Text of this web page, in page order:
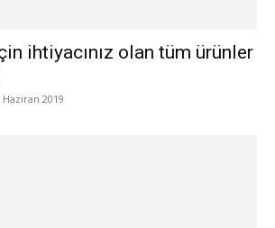
ihtiyacınız olan tüm ürünler
Haziran 2019